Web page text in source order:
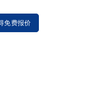
免费报价